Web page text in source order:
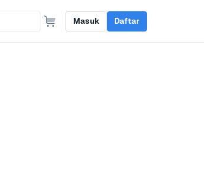
Masuk Daftar